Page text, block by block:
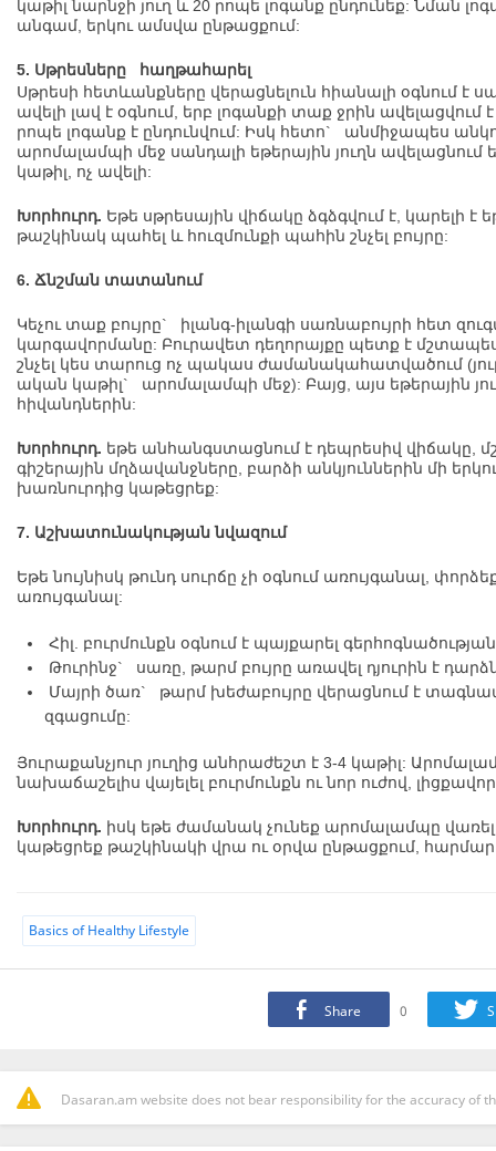
կաթիլ նարնջի յուղ և 20 րոպե լոգանք ընդունեք: Նման
անգամ, երկու ամսվա ընթացքում:
5. Սթրեսները հաղթահարել
Սթրեսի հետևանքները վերացնելուն հիանալի օգնում է
ավելի լավ է օգնում, երբ լոգանքի տաք ջրին ավելացվում է
րոպե լոգանք է ընդունվում: Իսկ հետո` անմիջապես
արոմալամպի մեջ սանդալի եթերային յուղն ավելացնում
կաթիլ, ոչ ավելի:
Խորհուրդ. Եթե սթրեսային վիճակը ձգձգվում է, կարելի է
թաշկինակ պահել և հուզմունքի պահին շնչել բույրը:
6. Ճնշման տատանում
Կեչու տաք բույրը` իլանգ-իլանգի սառնաբույրի հետ
կարգավորմանը: Բուրավետ դեղորայքը պետք է
շնչել կես տարուց ոչ պակաս ժամանակահատվածում
ական կաթիլ` արոմալամպի մեջ): Բայց, այս եթերային
հիվանդներին:
Խորհուրդ. եթե անհանգստացնում է դեպրեսիվ վիճակը,
գիշերային մղձավանջները, բարձի անկյուններին մի
խառնուրդից կաթեցրեք:
7. Աշխատունակության նվազում
Եթե նույնիսկ թունդ սուրճը չի օգնում առույգանալ,
առույգանալ:
Հիլ. բուրմունքն օգնում է պայքարել
Թուրինջ` սառը, թարմ բույրը առավել դյուրին է
Մայրի ծառ` թարմ խեժաբույրը վերացնում է
զգացումը:
Յուրաքանչյուր յուղից անհրաժեշտ է 3-4 կաթիլ:
նախաճաշելիս վայելել բուրմունքն ու նոր ուժով,
Խորհուրդ. իսկ եթե ժամանակ չունեք արոմալամպը
կաթեցրեք թաշկինակի վրա ու օրվա ընթացքում, հարմար
Basics of Healthy Lifestyle
Share 0
Dasaran.am website does not bear responsibility for the accuracy of